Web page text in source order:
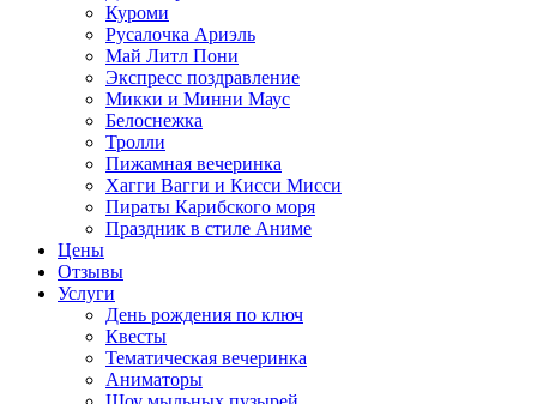
Куроми
Русалочка Ариэль
Май Литл Пони
Экспресс поздравление
Микки и Минни Маус
Белоснежка
Тролли
Пижамная вечеринка
Хагги Вагги и Кисси Мисси
Пираты Карибского моря
Праздник в стиле Аниме
Цены
Отзывы
Услуги
День рождения по ключ
Квесты
Тематическая вечеринка
Аниматоры